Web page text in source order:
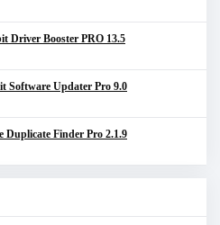
Driver Booster PRO 13.5
Software Updater Pro 9.0
Duplicate Finder Pro 2.1.9